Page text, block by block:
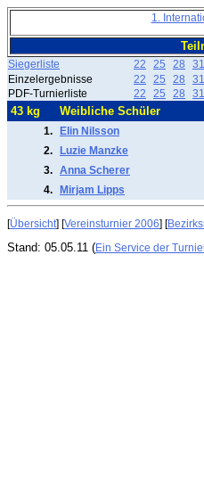
1.
Siegerliste 22 25 28 31
Einzelergebnisse
22 25 28 31
PDF-Turnierliste
22 25 28 31
43 kg Weibliche Schüler
1. Elin Nilsson
2.
Luzie Manzke
3. Anna Scherer
4.
Mirjam Lipps
[Übersicht] [Vereinsturnier 2006] [
Stand: 05.05.11 (Ein Service der